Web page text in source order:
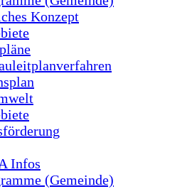
Konzept
Infos
(Gemeinde)